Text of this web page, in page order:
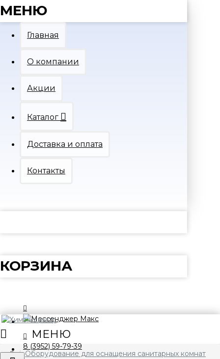
МЕНЮ
Главная
О компании
Акции
Каталог
Доставка и оплата
Контакты
КОРЗИНА
8 (3952) 59-79-39
Оборудование для оснащения санитарных комнат